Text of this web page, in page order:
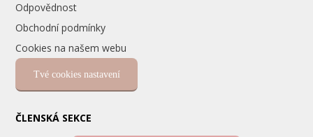
Odpovědnost
Obchodní podmínky
Cookies na našem webu
Tvé cookies nastavení
ČLENSKÁ SEKCE